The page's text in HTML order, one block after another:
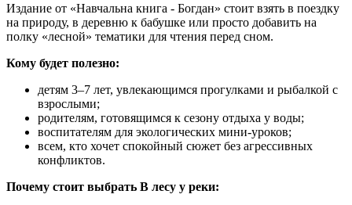
Издание от «Навчальна книга - Богдан» стоит взять в поездку
на природу, в деревню к бабушке или просто добавить на
полку «лесной» тематики для чтения перед сном.
Кому будет полезно:
детям 3–7 лет, увлекающимся прогулками и рыбалкой с
взрослыми;
родителям, готовящимся к сезону отдыха у воды;
воспитателям для экологических мини-уроков;
всем, кто хочет спокойный сюжет без агрессивных
конфликтов.
Почему стоит выбрать В лесу у реки: